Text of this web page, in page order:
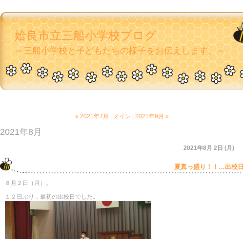
姶良市立三船小学校ブログ
～三船小学校と子どもたちの様子をお伝えします。～
« 2021年7月 メイン 2021年9月 »
2021年8月
2021年8月 2日 (月)
夏真っ盛り！！…出校日
８月２日（月）。
１２日ぶり，最初の出校日でした。